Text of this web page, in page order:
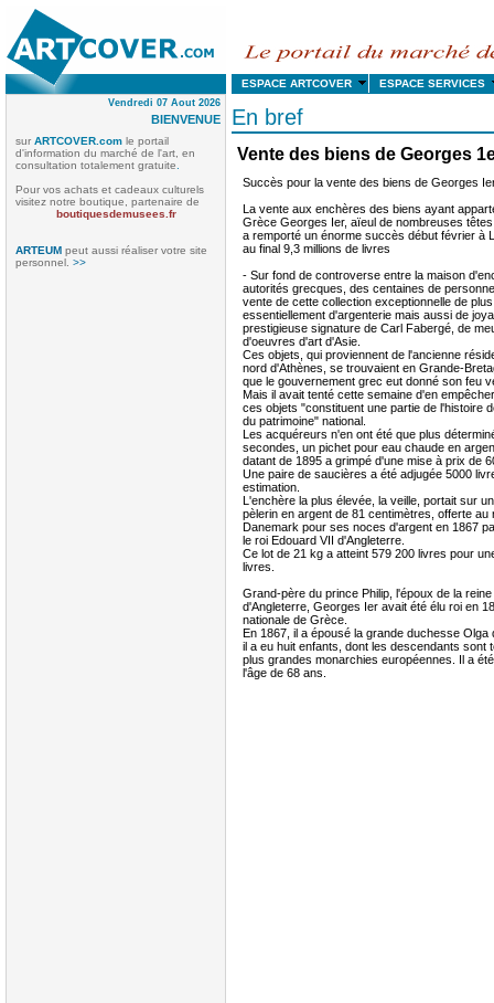
ESPACE ARTCOVER ESPACE
Vendredi 07 Aout 2026
BIENVENUE
sur ARTCOVER.com le portail
d'information du marché de l'art, en
consultation totalement gratuite
Pour vos achats et cadeaux culturels
visitez notre boutique, partenaire de
boutiquesdemusees.fr
ARTEUM peut aussi réaliser votre site
personnel. >>
En bref
Vente des biens de Georges
Succès pour la vente des biens de Georges
La vente aux enchères des biens ayant
Grèce Georges Ier, aïeul de nombreuses
a remporté un énorme succès début février à
au final 9,3 millions de livres
- Sur fond de controverse entre la maison
autorités grecques, des centaines de
vente de cette collection exceptionnelle de
essentiellement d'argenterie mais aussi de
prestigieuse signature de Carl Fabergé, de
d'oeuvres d'art d'Asie.
Ces objets, qui proviennent de l'ancienne
nord d'Athènes, se trouvaient en Grande-
que le gouvernement grec eut donné son feu
Mais il avait tenté cette semaine d'en
ces objets "constituent une partie de l'histoire
du patrimoine" national.
Les acquéreurs n'en ont été que plus
secondes, un pichet pour eau chaude en
datant de 1895 a grimpé d'une mise à prix de
Une paire de saucières a été adjugée 5000
estimation.
L'enchère la plus élevée, la veille, portait sur
pèlerin en argent de 81 centimètres, offerte au
Danemark pour ses noces d'argent en 1867
le roi Edouard VII d'Angleterre.
Ce lot de 21 kg a atteint 579 200 livres pour
livres.
Grand-père du prince Philip, l'époux de la
d'Angleterre, Georges Ier avait été élu roi en
nationale de Grèce.
En 1867, il a épousé la grande duchesse Olga
il a eu huit enfants, dont les descendants sont
plus grandes monarchies européennes. Il a
l'âge de 68 ans.